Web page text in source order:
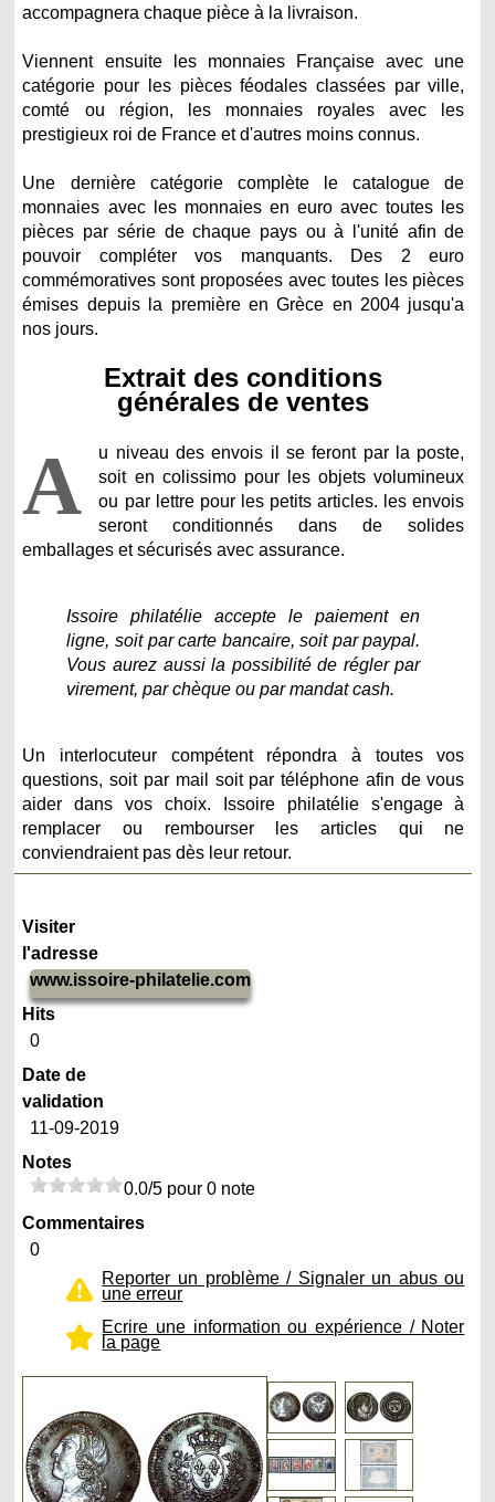
accompagnera chaque pièce à la livraison.
Viennent ensuite les monnaies Française avec une
catégorie pour les pièces féodales classées par ville,
comté ou région, les monnaies royales avec les
prestigieux roi de France et d'autres moins connus.
Une dernière catégorie complète le catalogue de
monnaies avec les monnaies en euro avec toutes les
pièces par série de chaque pays ou à l'unité afin de
pouvoir compléter vos manquants. Des 2 euro
commémoratives sont proposées avec toutes les pièces
émises depuis la première en Grèce en 2004 jusqu'a
nos jours.
Extrait des conditions
générales de ventes
A
u niveau des envois il se feront par la poste,
soit en colissimo pour les objets volumineux
ou par lettre pour les petits articles. les envois
seront conditionnés dans de solides
emballages et sécurisés avec assurance.
Issoire philatélie accepte le paiement en
ligne, soit par carte bancaire, soit par paypal.
Vous aurez aussi la possibilité de régler par
virement, par chèque ou par mandat cash.
Un interlocuteur compétent répondra à toutes vos
questions, soit par mail soit par téléphone afin de vous
aider dans vos choix. Issoire philatélie s'engage à
remplacer ou rembourser les articles qui ne
conviendraient pas dès leur retour.
Visiter
l'adresse
www.issoire-philatelie.com
Hits
0
Date de
validation
11-09-2019
Notes
0.0/5 pour 0 note
Commentaires
0
Reporter un problème / Signaler un abus ou
une erreur
Ecrire une information ou expérience / Noter
la page